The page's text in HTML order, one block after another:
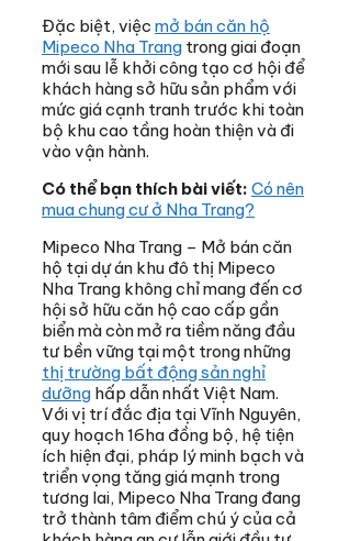
Đặc biệt, việc mở bán căn hộ
Mipeco Nha Trang trong giai đoạn
mới sau lễ khởi công tạo cơ hội để
khách hàng sở hữu sản phẩm với
mức giá cạnh tranh trước khi toàn
bộ khu cao tầng hoàn thiện và đi
vào vận hành.
Có thể bạn thích bài viết: Có nên
mua chung cư ở Nha Trang?
Mipeco Nha Trang – Mở bán căn
hộ tại dự án khu đô thị Mipeco
Nha Trang không chỉ mang đến cơ
hội sở hữu căn hộ cao cấp gần
biển mà còn mở ra tiềm năng đầu
tư bền vững tại một trong những
thị trường bất động sản nghỉ
dưỡng hấp dẫn nhất Việt Nam.
Với vị trí đắc địa tại Vĩnh Nguyên,
quy hoạch 16ha đồng bộ, hệ tiện
ích hiện đại, pháp lý minh bạch và
triển vọng tăng giá mạnh trong
tương lai, Mipeco Nha Trang đang
trở thành tâm điểm chú ý của cả